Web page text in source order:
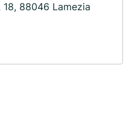
88046 Lamezia